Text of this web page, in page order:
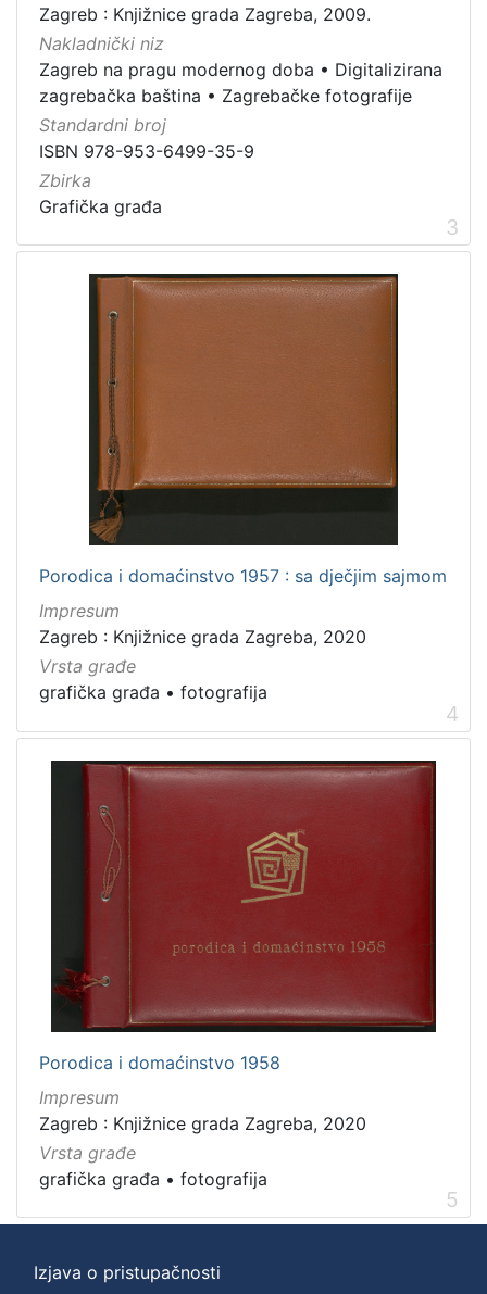
Zagreb : Knjižnice grada Zagreba, 2009.
Nakladnički niz
Zagreb na pragu modernog doba • Digitalizirana
zagrebačka baština • Zagrebačke fotografije
Standardni broj
ISBN 978-953-6499-35-9
Zbirka
Grafička građa
3
Porodica i domaćinstvo 1957 : sa dječjim sajmom
Impresum
Zagreb : Knjižnice grada Zagreba, 2020
Vrsta građe
grafička građa • fotografija
4
Porodica i domaćinstvo 1958
Impresum
Zagreb : Knjižnice grada Zagreba, 2020
Vrsta građe
grafička građa • fotografija
5
Izjava o pristupačnosti